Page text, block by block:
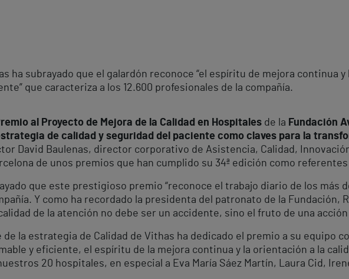
ha subrayado que el galardón reconoce “el espíritu de mejora continua
que caracteriza a los 12.600 profesionales de la compañía.
al Proyecto de Mejora de la Calidad en Hospitales de la Fundación
de calidad y seguridad del paciente como claves para la
David Baulenas, director corporativo de Asistencia, Calidad,
de unos premios que han cumplido su 34ª edición como
que este prestigioso premio “reconoce el trabajo diario de los más
Y como ha recordado la presidenta del patronato de la Fundación,
de la atención no debe ser un accidente, sino el fruto de una
de la estrategia de Calidad de Vithas ha dedicado el premio a su equipo
y eficiente, el espíritu de la mejora continua y la orientación a la
20 hospitales, en especial a Eva María Sáez Martín, Laura Cid,